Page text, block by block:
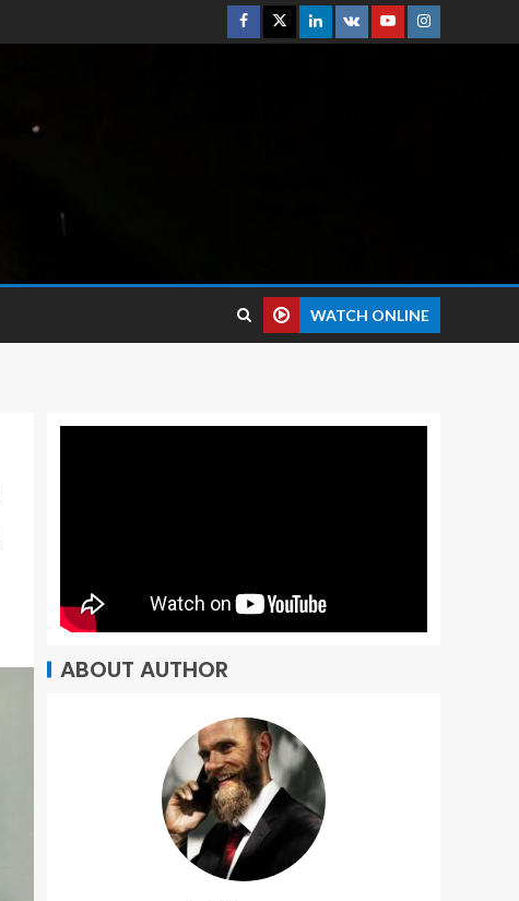
WATCH ONLINE
ABOUT AUTHOR